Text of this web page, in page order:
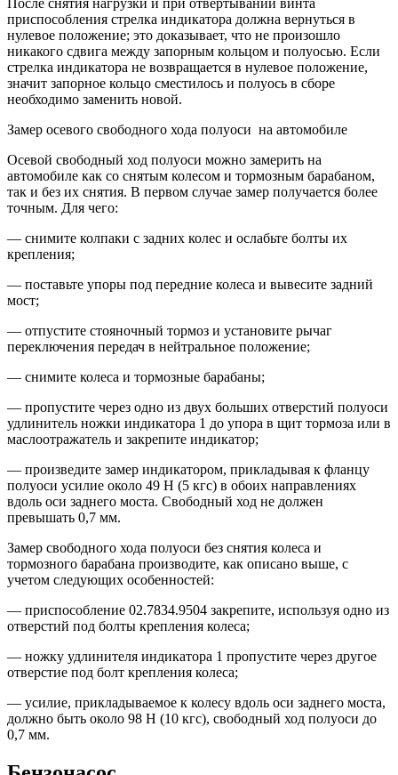
приспособления стрелка индикатора должна вернуться в
нулевое положение; это доказывает, что не произошло
никакого сдвига между запорным кольцом и полуосью. Если
стрелка индикатора не возвращается в нулевое положение,
значит запорное кольцо сместилось и полуось в сборе
необходимо заменить новой.
Замер осевого свободного хода полуоси на автомобиле
Осевой свободный ход полуоси можно замерить на
автомобиле как со снятым колесом и тормозным барабаном,
так и без их снятия. В первом случае замер получается более
точным. Для чего:
— снимите колпаки с задних колес и ослабьте болты их
крепления;
— поставьте упоры под передние колеса и вывесите задний
мост;
— отпустите стояночный тормоз и установите рычаг
переключения передач в нейтральное положение;
— снимите колеса и тормозные барабаны;
— пропустите через одно из двух больших отверстий полуоси
удлинитель ножки индикатора 1 до упора в щит тормоза или в
маслоотражатель и закрепите индикатор;
— произведите замер индикатором, прикладывая к фланцу
полуоси усилие около 49 Н (5 кгс) в обоих направлениях
вдоль оси заднего моста. Свободный ход не должен
превышать 0,7 мм.
Замер свободного хода полуоси без снятия колеса и
тормозного барабана производите, как описано выше, с
учетом следующих особенностей:
— приспособление 02.7834.9504 закрепите, используя одно из
отверстий под болты крепления колеса;
— ножку удлинителя индикатора 1 пропустите через другое
отверстие под болт крепления колеса;
— усилие, прикладываемое к колесу вдоль оси заднего моста,
должно быть около 98 Н (10 кгс), свободный ход полуоси до
0,7 мм.